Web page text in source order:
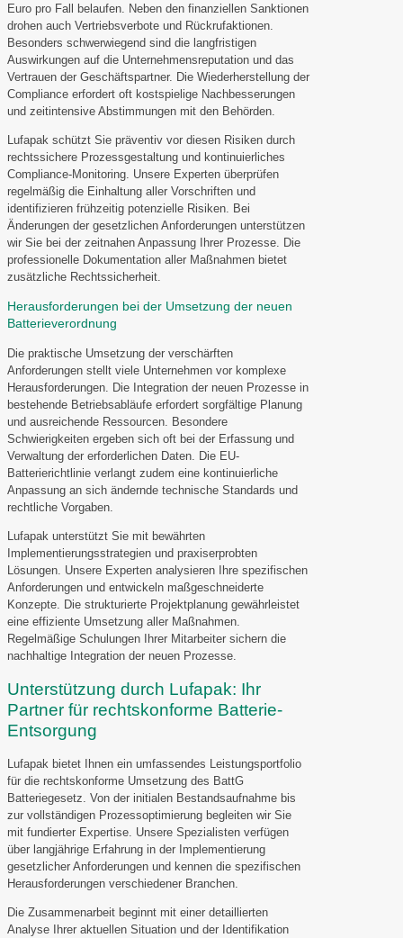
Euro pro Fall belaufen. Neben den finanziellen Sanktionen
drohen auch Vertriebsverbote und Rückrufaktionen.
Besonders schwerwiegend sind die langfristigen
Auswirkungen auf die Unternehmensreputation und das
Vertrauen der Geschäftspartner. Die Wiederherstellung der
Compliance erfordert oft kostspielige Nachbesserungen
und zeitintensive Abstimmungen mit den Behörden.
Lufapak schützt Sie präventiv vor diesen Risiken durch
rechtssichere Prozessgestaltung und kontinuierliches
Compliance-Monitoring. Unsere Experten überprüfen
regelmäßig die Einhaltung aller Vorschriften und
identifizieren frühzeitig potenzielle Risiken. Bei
Änderungen der gesetzlichen Anforderungen unterstützen
wir Sie bei der zeitnahen Anpassung Ihrer Prozesse. Die
professionelle Dokumentation aller Maßnahmen bietet
zusätzliche Rechtssicherheit.
Herausforderungen bei der Umsetzung der neuen
Batterieverordnung
Die praktische Umsetzung der verschärften
Anforderungen stellt viele Unternehmen vor komplexe
Herausforderungen. Die Integration der neuen Prozesse in
bestehende Betriebsabläufe erfordert sorgfältige Planung
und ausreichende Ressourcen. Besondere
Schwierigkeiten ergeben sich oft bei der Erfassung und
Verwaltung der erforderlichen Daten. Die EU-
Batterierichtlinie verlangt zudem eine kontinuierliche
Anpassung an sich ändernde technische Standards und
rechtliche Vorgaben.
Lufapak unterstützt Sie mit bewährten
Implementierungsstrategien und praxiserprobten
Lösungen. Unsere Experten analysieren Ihre spezifischen
Anforderungen und entwickeln maßgeschneiderte
Konzepte. Die strukturierte Projektplanung gewährleistet
eine effiziente Umsetzung aller Maßnahmen.
Regelmäßige Schulungen Ihrer Mitarbeiter sichern die
nachhaltige Integration der neuen Prozesse.
Unterstützung durch Lufapak: Ihr
Partner für rechtskonforme Batterie-
Entsorgung
Lufapak bietet Ihnen ein umfassendes Leistungsportfolio
für die rechtskonforme Umsetzung des BattG
Batteriegesetz. Von der initialen Bestandsaufnahme bis
zur vollständigen Prozessoptimierung begleiten wir Sie
mit fundierter Expertise. Unsere Spezialisten verfügen
über langjährige Erfahrung in der Implementierung
gesetzlicher Anforderungen und kennen die spezifischen
Herausforderungen verschiedener Branchen.
Die Zusammenarbeit beginnt mit einer detaillierten
Analyse Ihrer aktuellen Situation und der Identifikation